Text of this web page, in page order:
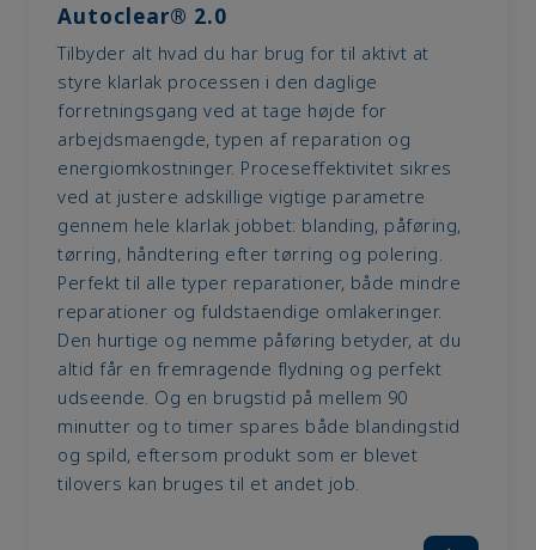
Autoclear® 2.0
Tilbyder alt hvad du har brug for til aktivt at
styre klarlak processen i den daglige
forretningsgang ved at tage højde for
arbejdsmaengde, typen af reparation og
energiomkostninger. Proceseffektivitet sikres
ved at justere adskillige vigtige parametre
gennem hele klarlak jobbet: blanding, påføring,
tørring, håndtering efter tørring og polering.
Perfekt til alle typer reparationer, både mindre
reparationer og fuldstaendige omlakeringer.
Den hurtige og nemme påføring betyder, at du
altid får en fremragende flydning og perfekt
udseende. Og en brugstid på mellem 90
minutter og to timer spares både blandingstid
og spild, eftersom produkt som er blevet
tilovers kan bruges til et andet job.